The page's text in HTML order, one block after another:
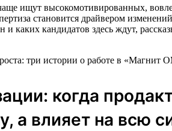
ищут высокомотивированных,
становится драйвером
кандидатов здесь ждут,
когда
а влияет на всю